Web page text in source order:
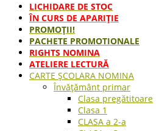
LICHIDARE DE STOC
ÎN CURS DE APARIŢIE
PROMOȚII!
PACHETE PROMOTIONALE
RIGHTS NOMINA
ATELIERE LECTURĂ
CARTE ŞCOLARA NOMINA
Învățământ primar
Clasa pregătitoare
Clasa 1
CLASA a 2-a